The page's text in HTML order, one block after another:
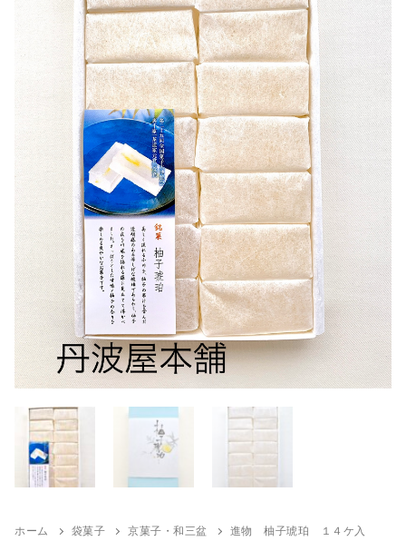
ホーム 袋菓子 京菓子・和三盆 進物 柚子琥珀 １４ケ入